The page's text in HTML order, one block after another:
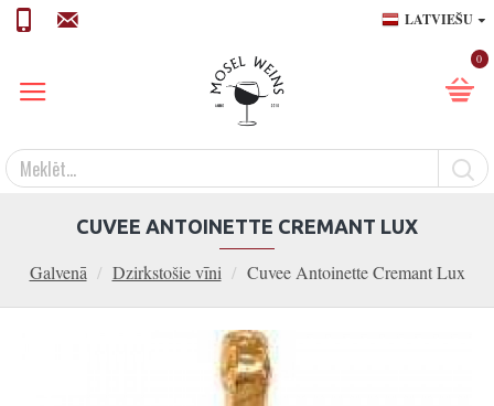
LATVIEŠU
0
Galvenā Dzirkstošie vīni Cuvee Antoinette Cremant Lux
CUVEE ANTOINETTE CREMANT LUX